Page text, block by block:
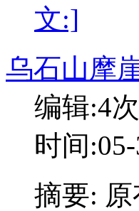
文:]
乌石山摩
编辑:4
时间
摘要: